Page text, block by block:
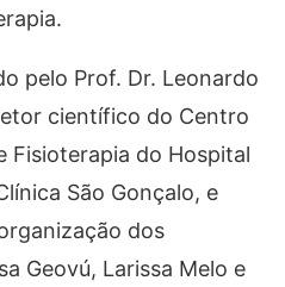
pelo Prof. Dr. Leonardo
científico do Centro
Fisioterapia do Hospital
São Gonçalo, e
dos
Geovú, Larissa Melo e